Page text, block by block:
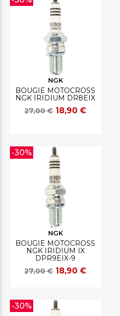
NGK
BOUGIE MOTOCROSS
NGK IRIDIUM DR8EIX
27,00 € 18,90 €
NGK
BOUGIE MOTOCROSS
NGK IRIDIUM IX
DPR9EIX-9
27,00 € 18,90 €
-30%
-30%